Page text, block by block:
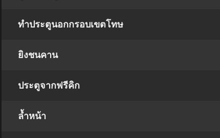
ทำประตูนอกกรอบเขตโทษ
ยิงชนคาน
ประตูจากฟรีคิก
ล้ำหน้า